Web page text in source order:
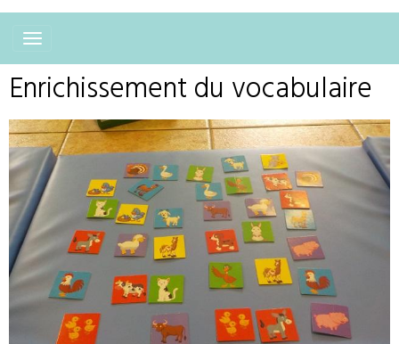
Enrichissement du vocabulaire